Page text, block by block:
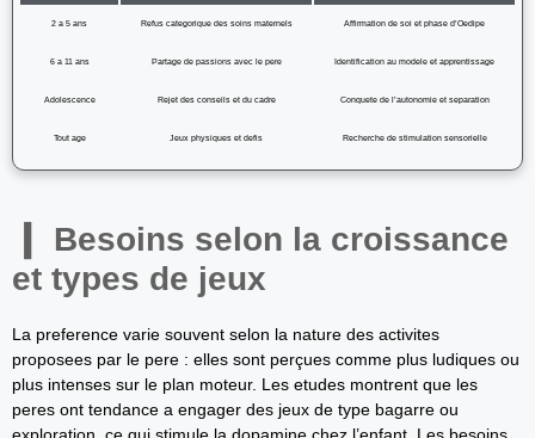
2 a 5 ans Refus categorique des soins maternels Affirmation de soi et phase d’Oedipe
6 a 11 ans Partage de passions avec le pere Identification au modele et apprentissage
Adolescence Rejet des conseils et du cadre Conquete de l’autonomie et separation
Tout age Jeux physiques et defis Recherche de stimulation sensorielle
Besoins selon la croissance
et types de jeux
La preference varie souvent selon la nature des activites
proposees par le pere : elles sont perçues comme plus ludiques ou
plus intenses sur le plan moteur. Les etudes montrent que les
peres ont tendance a engager des jeux de type bagarre ou